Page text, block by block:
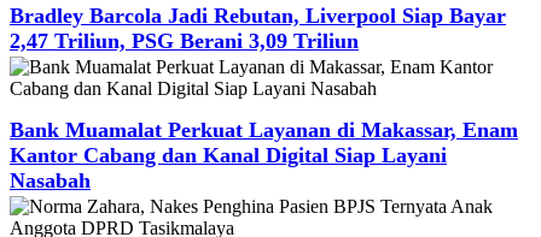
Bradley Barcola Jadi Rebutan, Liverpool Siap Bayar
2,47 Triliun, PSG Berani 3,09 Triliun
Bank Muamalat Perkuat Layanan di Makassar, Enam
Kantor Cabang dan Kanal Digital Siap Layani
Nasabah